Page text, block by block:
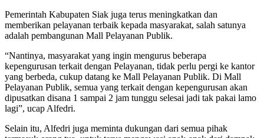
Pemerintah Kabupaten Siak juga terus meningkatkan dan
memberikan pelayanan terbaik kepada masyarakat, salah satunya
adalah pembangunan Mall Pelayanan Publik.
“Nantinya, masyarakat yang ingin mengurus beberapa
kepengurusan terkait dengan Pelayanan, tidak perlu pergi ke kantor
yang berbeda, cukup datang ke Mall Pelayanan Publik. Di Mall
Pelayanan Publik, semua yang terkait dengan kepengurusan akan
dipusatkan disana 1 sampai 2 jam tunggu selesai jadi tak pakai lamo
lagi”, ucap Alfedri.
Selain itu, Alfedri juga meminta dukungan dari semua pihak